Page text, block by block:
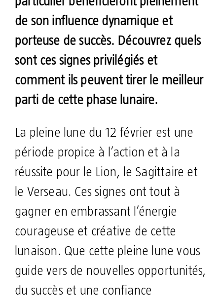
de son influence dynamique et
porteuse de succès. Découvrez quels
sont ces signes privilégiés et
comment ils peuvent tirer le meilleur
parti de cette phase lunaire.
La pleine lune du 12 février est une
période propice à l’action et à la
réussite pour le Lion, le Sagittaire et
le Verseau. Ces signes ont tout à
gagner en embrassant l’énergie
courageuse et créative de cette
lunaison. Que cette pleine lune vous
guide vers de nouvelles opportunités,
du succès et une confiance